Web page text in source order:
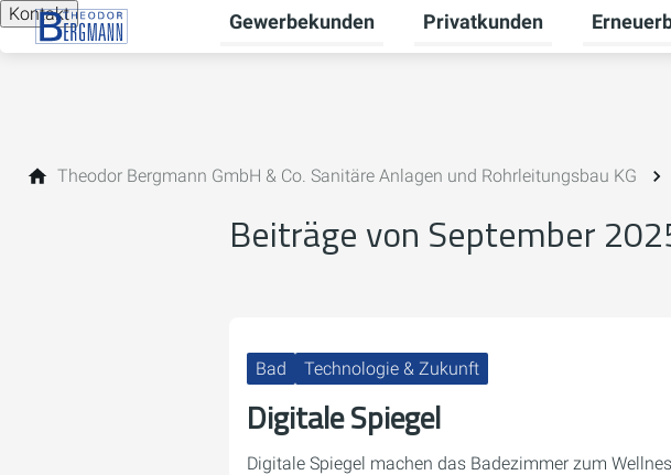
Kontakt Gewerbekunden
Untermenü für
Privatkunden
Theodor Bergmann GmbH & Co. Sanitäre Anlagen und Rohrleitungsbau KG
Beiträge von September
Bad Technologie & Zukunft
Digitale Spiegel
Digitale Spiegel machen das Badezimmer zum